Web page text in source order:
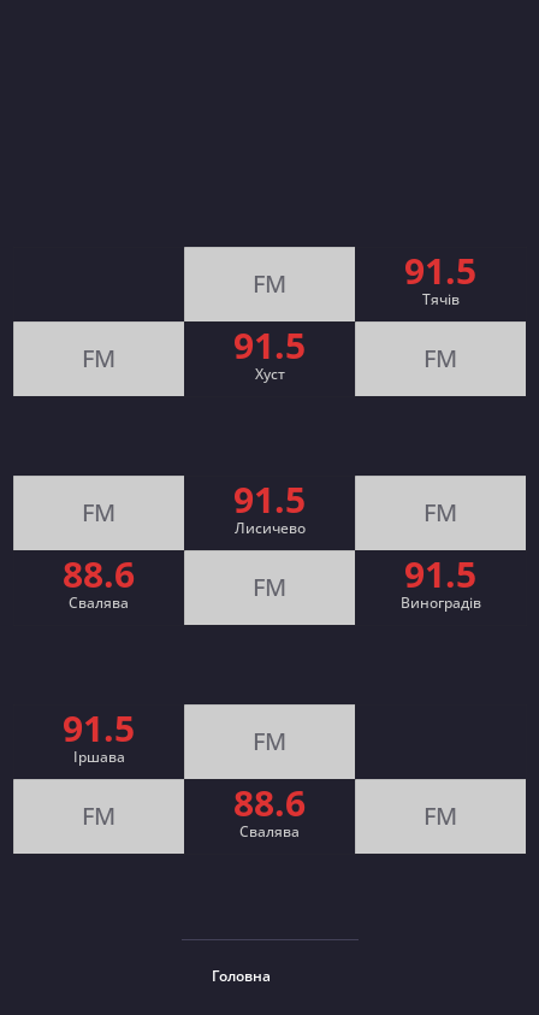
FM 91.5
Тячів
FM 91.5
Хуст FM
FM 91.5
Лисичево FM
88.6
Свалява FM 91.5
Виноградів
91.5
Іршава FM
FM 88.6
Cвалява FM
Головна